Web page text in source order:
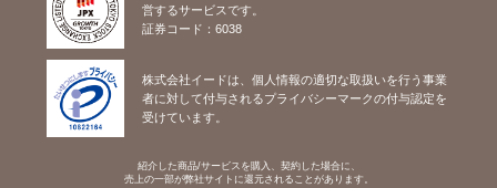
営するサービスです。
証券コード：6038
株式会社イードは、個人情報の適切な取扱いを行う事業
者に対して付与されるプライバシーマークの付与認定を
受けています。
紹介した商品/サービスを購入、契約した場合に、
売上の一部が弊社サイトに還元されることがあります。